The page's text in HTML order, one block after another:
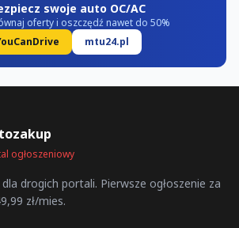
swoje auto OC/AC
oferty i oszczędź nawet do 50%
mtu24.pl
ogłoszeniowy
drogich portali. Pierwsze ogłoszenie za
zł/mies.